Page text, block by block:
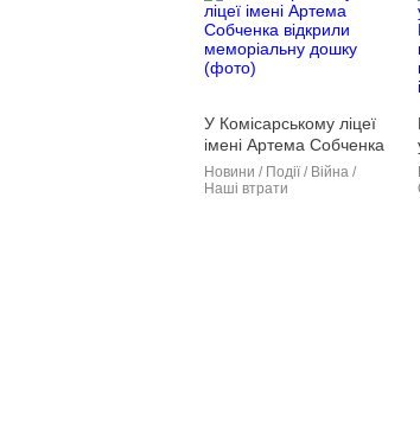
У Комісарському ліцеї
імені Артема Собченка
відкрили меморіальну
дошку (фото)
Новини / Події / Війна /
Наші втрати